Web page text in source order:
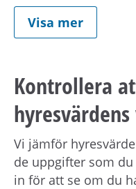
Om kontraktet
bostäderna.
överlåta hyresavtalet.
Studentbostäder är
Hyreskontraktet
Visa mer
Kontrollera
Vi jämför
de uppgifter som
in för att se om du